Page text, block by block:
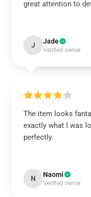
great attention to
J Jade
Verified owner
The item looks
exactly what I was
perfectly.
N Naomi
Verified owner